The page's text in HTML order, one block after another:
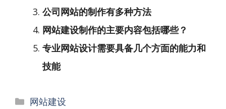
公司网站的制作有多种方法
网站建设制作的主要内容包括哪些？
专业网站设计需要具备几个方面的能力和
技能
分
网站建设